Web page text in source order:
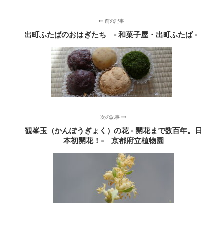
前の記事
出町ふたばのおはぎたち ‐ 和菓子屋・出町ふたば -
次の記事
観峯玉（かんぽうぎょく）の花 - 開花まで数百年。日
本初開花！‐ 京都府立植物園